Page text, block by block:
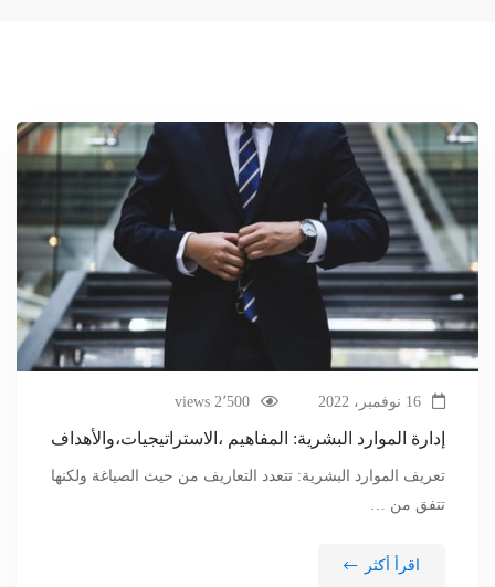
16 نوفمبر، 2022 2٬500 views
إدارة الموارد البشرية: المفاهيم ،الاستراتيجيات،والأهداف
تعريف الموارد البشرية: تتعدد التعاريف من حيث الصياغة ولكنها
تتفق من …
اقرأ أكثر